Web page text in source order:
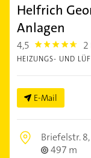
Helfrich
Anlagen
4,5 4.5 2
HEIZUNGS- UND
E-Mail
Briefelstr. 8,
497 m